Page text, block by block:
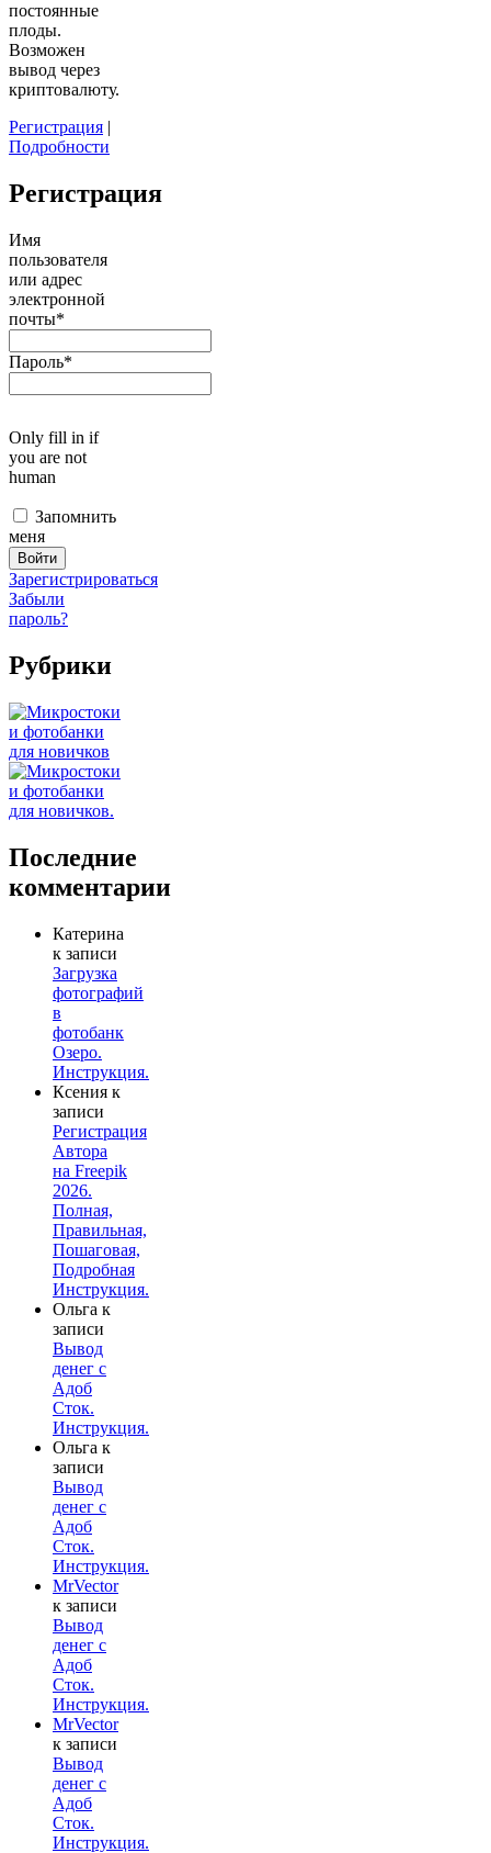
постоянные
плоды.
Возможен
вывод через
криптовалюту.
Регистрация |
Подробности
Регистрация
Имя
пользователя
или адрес
электронной
почты*
Пароль*
Only fill in if
you are not
human
Запомнить
меня
Зарегистрироваться
Забыли
пароль?
Рубрики
Последние
комментарии
Катерина
к записи
Загрузка
фотографий
в
фотобанк
Озеро.
Инструкция.
Ксения к
записи
Регистрация
Автора
на Freepik
2026.
Полная,
Правильная,
Пошаговая,
Подробная
Инструкция.
Ольга к
записи
Вывод
денег с
Адоб
Сток.
Инструкция.
Ольга к
записи
Вывод
денег с
Адоб
Сток.
Инструкция.
MrVector
к записи
Вывод
денег с
Адоб
Сток.
Инструкция.
MrVector
к записи
Вывод
денег с
Адоб
Сток.
Инструкция.